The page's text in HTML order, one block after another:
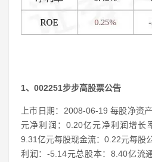
1、002251步步高股票公告
上市日期：2008-06-19 每股净资
元净利润：0.20亿元净利润增长
9.31亿元每股现金流：0.22元每股
利润：-5.14元总股本：8.40亿流